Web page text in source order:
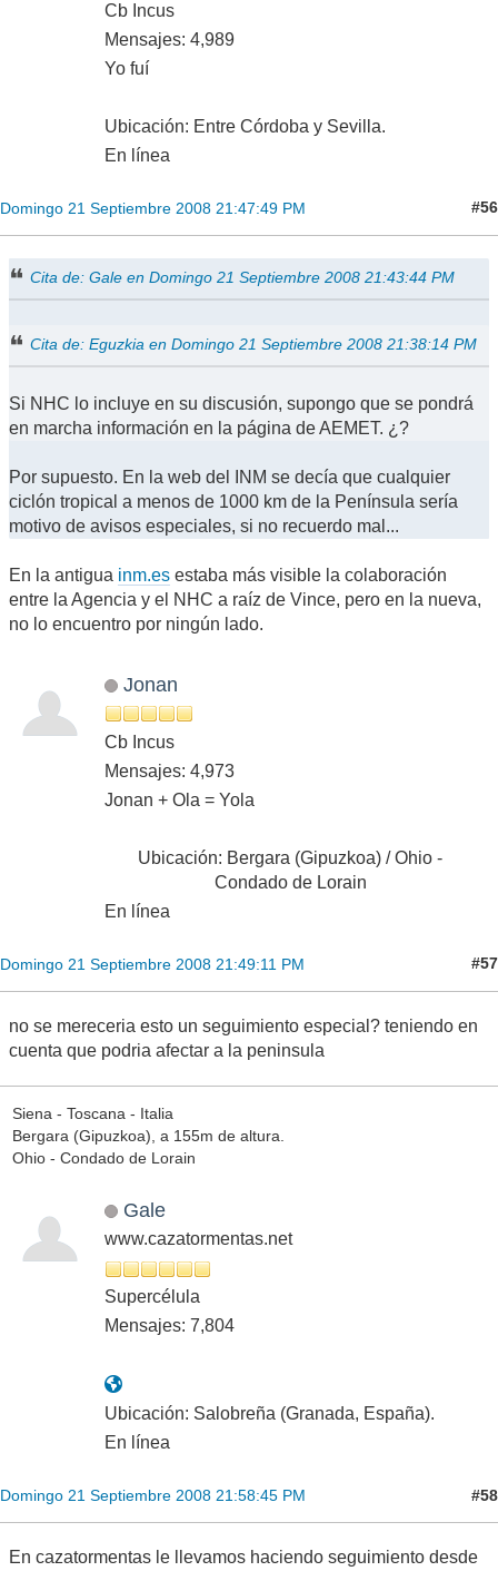
Cb Incus
Mensajes: 4,989
Yo fuí
Ubicación: Entre Córdoba y Sevilla.
En línea
Domingo 21 Septiembre 2008 21:47:49 PM #56
Cita de: Gale en Domingo 21 Septiembre 2008 21:43:44 PM
Cita de: Eguzkia en Domingo 21 Septiembre 2008 21:38:14 PM
Si NHC lo incluye en su discusión, supongo que se pondrá
en marcha información en la página de AEMET. ¿?
Por supuesto. En la web del INM se decía que cualquier
ciclón tropical a menos de 1000 km de la Península sería
motivo de avisos especiales, si no recuerdo mal...
En la antigua inm.es estaba más visible la colaboración
entre la Agencia y el NHC a raíz de Vince, pero en la nueva,
no lo encuentro por ningún lado.
Jonan
Cb Incus
Mensajes: 4,973
Jonan + Ola = Yola
Ubicación: Bergara (Gipuzkoa) / Ohio -
Condado de Lorain
En línea
Domingo 21 Septiembre 2008 21:49:11 PM #57
no se mereceria esto un seguimiento especial? teniendo en
cuenta que podria afectar a la peninsula
Siena - Toscana - Italia
Bergara (Gipuzkoa), a 155m de altura.
Ohio - Condado de Lorain
Gale
www.cazatormentas.net
Supercélula
Mensajes: 7,804
Ubicación: Salobreña (Granada, España).
En línea
Domingo 21 Septiembre 2008 21:58:45 PM #58
En cazatormentas le llevamos haciendo seguimiento desde